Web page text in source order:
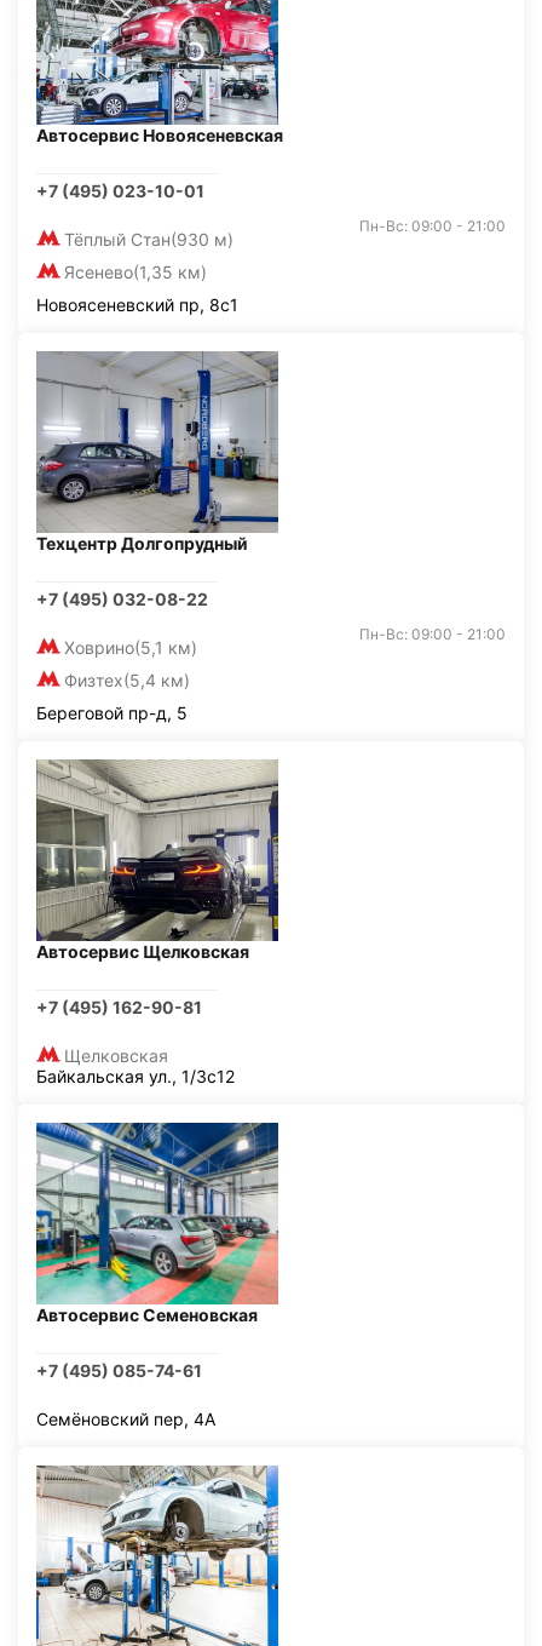
Автосервис Новоясеневская
+7 (495) 023-10-01
Тёплый Стан(930 м)
Ясенево(1,35 км)
Пн-Вс: 09:00 - 21:00
Новоясеневский пр, 8с1
Техцентр Долгопрудный
+7 (495) 032-08-22
Ховрино(5,1 км)
Физтех(5,4 км)
Пн-Вс: 09:00 - 21:00
Береговой пр-д, 5
Автосервис Щелковская
+7 (495) 162-90-81
Щелковская
Байкальская ул., 1/3с12
Автосервис Семеновская
+7 (495) 085-74-61
Семёновский пер, 4А